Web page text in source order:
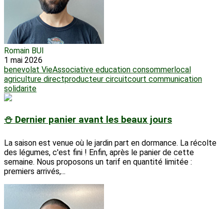
Romain BUI
1 mai 2026
benevolat VieAssociative education consommerlocal
agriculture directproducteur circuitcourt communication
solidarite
⛄ Dernier panier avant les beaux jours
La saison est venue où le jardin part en dormance. La récolte
des légumes, c'est fini ! Enfin, après le panier de cette
semaine. Nous proposons un tarif en quantité limitée :
premiers arrivés,...